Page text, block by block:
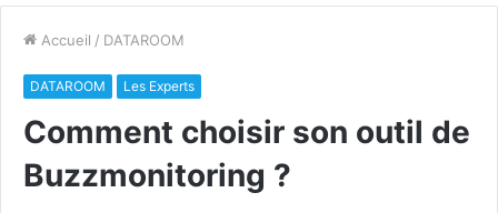
Accueil / DATAROOM
DATAROOM Les Experts
Comment choisir son outil de
Buzzmonitoring ?